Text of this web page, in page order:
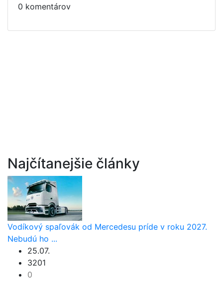
0 komentárov
Najčítanejšie články
Vodíkový spaľovák od Mercedesu príde v roku 2027.
Nebudú ho ...
25.07.
3201
0